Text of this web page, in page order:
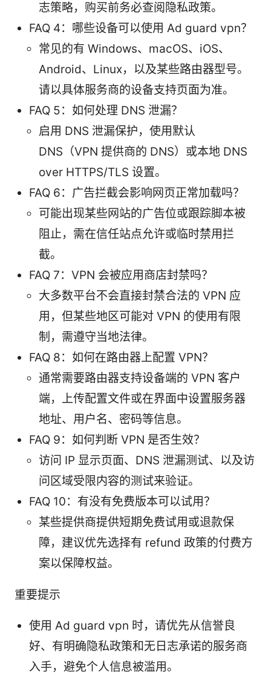
志策略，购买前务必查阅隐私政策。
FAQ 4：哪些设备可以使用 Ad guard vpn？
常见的有 Windows、macOS、iOS、
Android、Linux，以及某些路由器型号。
请以具体服务商的设备支持页面为准。
FAQ 5：如何处理 DNS 泄漏？
启用 DNS 泄漏保护，使用默认
DNS（VPN 提供商的 DNS）或本地 DNS
over HTTPS/TLS 设置。
FAQ 6：广告拦截会影响网页正常加载吗？
可能出现某些网站的广告位或跟踪脚本被
阻止，需在信任站点允许或临时禁用拦
截。
FAQ 7：VPN 会被应用商店封禁吗？
大多数平台不会直接封禁合法的 VPN 应
用，但某些地区可能对 VPN 的使用有限
制，需遵守当地法律。
FAQ 8：如何在路由器上配置 VPN？
通常需要路由器支持设备端的 VPN 客户
端，上传配置文件或在界面中设置服务器
地址、用户名、密码等信息。
FAQ 9：如何判断 VPN 是否生效？
访问 IP 显示页面、DNS 泄漏测试、以及访
问区域受限内容的测试来验证。
FAQ 10：有没有免费版本可以试用？
某些提供商提供短期免费试用或退款保
障，建议优先选择有 refund 政策的付费方
案以保障权益。
重要提示
使用 Ad guard vpn 时，请优先从信誉良
好、有明确隐私政策和无日志承诺的服务商
入手，避免个人信息被滥用。